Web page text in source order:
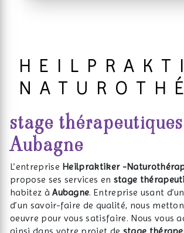
stage
Aubagne
L’entreprise Heilpraktiker -
propose ses services en stage
habitez àAubagne. Entreprise usant
d’un savoir-faire de qualité, nous
oeuvre pour vous satisfaire. Nous vous